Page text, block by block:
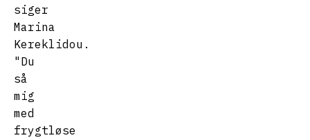
siger
Marina
Kereklidou.
"Du
så
mig
med
frygtløse